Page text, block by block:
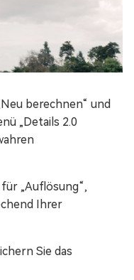
berechnen“ und
„Details 2.0
„Auflösung“,
Ihrer
Sie das